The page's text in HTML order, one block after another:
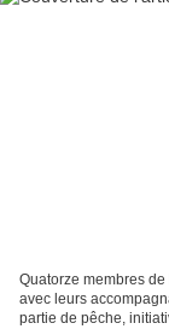
Quatorze membres de
avec leurs
partie de pêche,